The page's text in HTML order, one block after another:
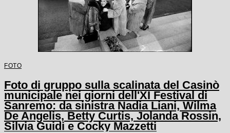
FOTO
Foto di gruppo sulla scalinata del Casinò
municipale nei giorni dell'XI Festival di
Sanremo: da sinistra Nadia Liani, Wilma
De Angelis, Betty Curtis, Jolanda Rossin,
Silvia Guidi e Cocky Mazzetti